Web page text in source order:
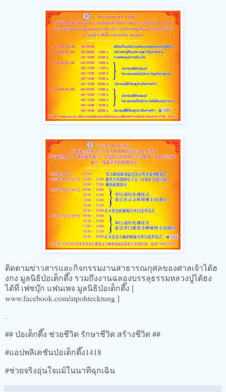
ติดตามข่าวสารและกิจกรรมงานสาธารณกุศลของศาลเจ้าไต้ฮ
งกง มูลนิธิป่อเต็กตึ๊ง รวมถึงงานฉลองบรรลุธรรมหลวงปู่ไต้ฮง
ได้ที่ เฟซบุ๊ก แฟนเพจ มูลนิธิป่อเต็กตึ๊ง [
www.facebook.com/atpohtecktung ]
.
## ป่อเต็กตึ๊ง ช่วยชีวิต รักษาชีวิต สร้างชีวิต ##
#แอปพลิเคชันป่อเต็กตึ๊ง1418
#ช่วยจริงอุ่นใจแม้ในนาทีฉุกเฉิน